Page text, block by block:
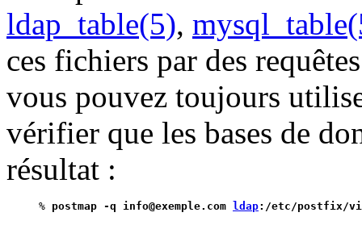
ldap_table(5),
ces fichiers par des
vous pouvez toujours
vérifier que les bases de
résultat :
% postmap -q info@exemple.com ldap:/etc/postfix/